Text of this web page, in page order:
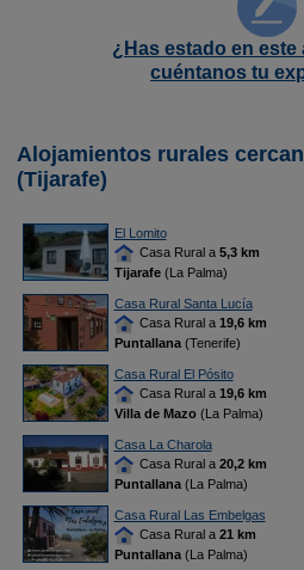
¿Has estado en este
cuéntanos tu
Alojamientos rurales
(Tijarafe)
El Lomito
Casa Rural a 5,3 km
Tijarafe(La Palma)
Casa Rural Santa Lucía
Casa Rural a 19,6 km
Puntallana(Tenerife)
Casa Rural El Pósito
Casa Rural a 19,6 km
Villa de Mazo(La Palma)
Casa La Charola
Casa Rural a 20,2 km
Puntallana(La Palma)
Casa Rural Las Embelgas
Casa Rural a 21 km
Puntallana(La Palma)